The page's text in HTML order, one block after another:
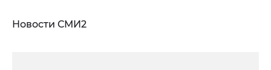
Новости СМИ2